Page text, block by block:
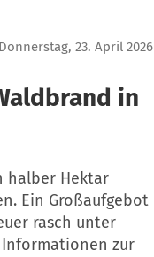
Donnerstag, 23. April 2026
in
halber Hektar
Ein Großaufgebot
rasch unter
zur